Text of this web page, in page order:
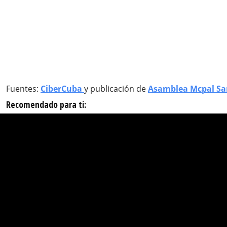
Fuentes: CiberCuba y publicación deAsamblea Mcpal
Recomendado para ti: